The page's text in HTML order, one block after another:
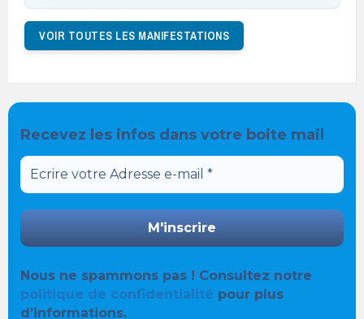
VOIR TOUTES LES MANIFESTATIONS
Recevez les infos dans votre boite mail
Nous ne spammons pas ! Consultez notre
politique de confidentialité pour plus
d’informations.